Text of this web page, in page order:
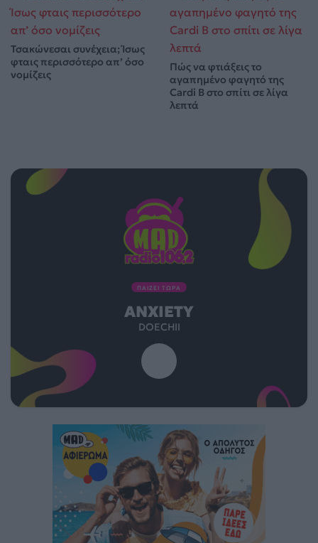
Τσακώνεσαι συνέχεια; Ίσως
φταις περισσότερο απ’ όσο
νομίζεις
Πώς να φτιάξεις το
αγαπημένο φαγητό της
Cardi B στο σπίτι σε λίγα
λεπτά
ΠΑΙΖΕΙ ΤΩΡΑ
ANXIETY
DOECHII